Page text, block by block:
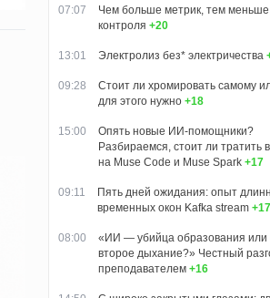
07:07
Чем больше метрик, тем меньше
контроля +20
13:01 Электролиз без* электричества
09:28
Стоит ли хромировать самому
для этого нужно +18
15:00
Опять новые ИИ-помощники?
Разбираемся, стоит ли тратить
на Muse Code и Muse Spark +17
09:11
Пять дней ожидания: опыт
временных окон Kafka stream +17
08:00
«ИИ — убийца образования или
второе дыхание?» Честный
преподавателем +16